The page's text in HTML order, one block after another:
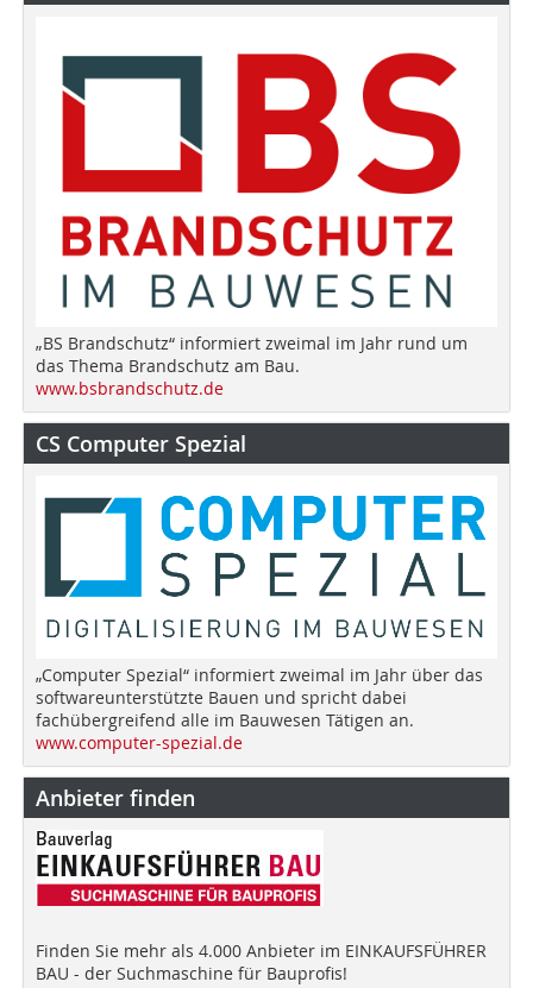
„BS Brandschutz“ informiert zweimal im Jahr rund um
das Thema Brandschutz am Bau.
www.bsbrandschutz.de
CS Computer Spezial
„Computer Spezial“ informiert zweimal im Jahr über das
softwareunterstützte Bauen und spricht dabei
fachübergreifend alle im Bauwesen Tätigen an.
www.computer-spezial.de
Anbieter finden
Finden Sie mehr als 4.000 Anbieter im EINKAUFSFÜHRER
BAU - der Suchmaschine für Bauprofis!